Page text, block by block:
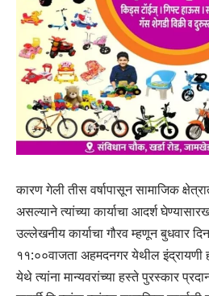
कारण गेली तीस वर्षापासून सामाजिक
असल्याने त्यांच्या कार्याचा आदर्श
उल्लेखनीय कार्याचा गौरव म्हणून बुधवार
११:००वाजता अहमदनगर येथील
येथे त्यांना मान्यवरांच्या हस्ते पुरस्कार